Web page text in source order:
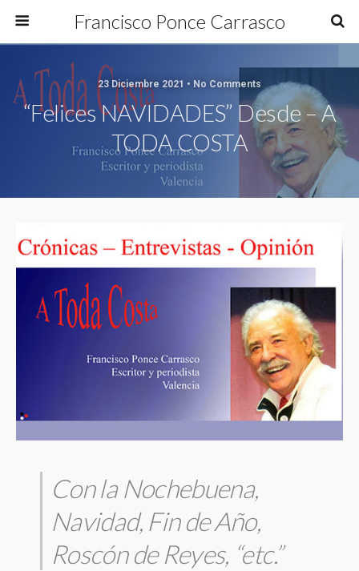
Francisco Ponce Carrasco
23 Diciembre 2021 • No Comments
“Felices NAVIDADES” Desde – A
TODA COSTA
Con la Nochebuena,
Navidad, Fin de Año,
Roscón de Reyes, “etc.”